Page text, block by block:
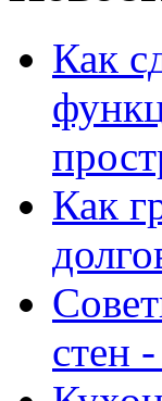
Как
Как
стен